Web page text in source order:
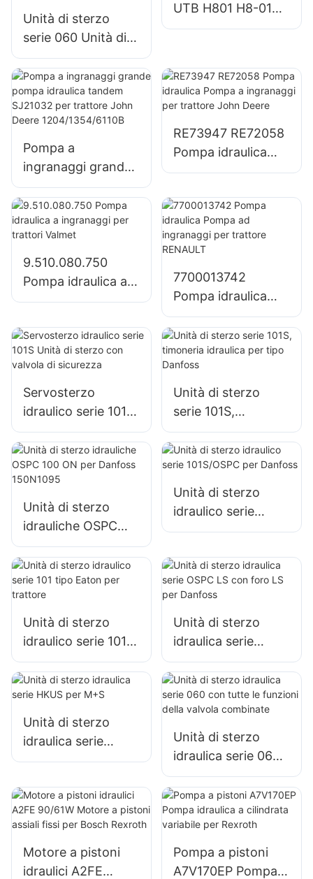
Unità di sterzo
serie 060 Unità di
sterzo
completamente
idraulica integrale
con tutte le
valvola combinate
UTB H801 H8-01
Pompa a
trattore UTB 650
Pompa a
ingranaggi grande
pompa idraulica
tandem SJ21032
per trattore John
Deere
1204/1354/6110B
RE73947 RE72058
Pompa idraulica
Pompa a
trattore John
Deere
9.510.080.750
Pompa idraulica a
ingranaggi per
7700013742
Pompa idraulica
Pompa ad
ingranaggi per
trattore RENAULT
Servosterzo
idraulico serie 101S
Unità di sterzo con
valvola di sicurezza
Unità di sterzo
serie 101S,
timoneria idraulica
per tipo Danfoss
Unità di sterzo
idrauliche OSPC
100 ON per
Danfoss 150N1095
Unità di sterzo
idraulico serie
101S/OSPC per
Unità di sterzo
idraulico serie 101
tipo Eaton per
trattore
Unità di sterzo
idraulica serie
OSPC LS con foro
LS per Danfoss
Unità di sterzo
idraulica serie
HKUS per M+S
Unità di sterzo
idraulica serie 060
con tutte le
funzioni della
valvola combinate
Motore a pistoni
idraulici A2FE
Pompa a pistoni
A7V170EP Pompa